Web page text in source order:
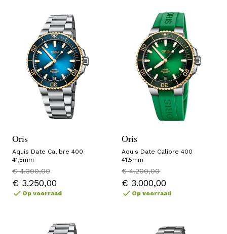
Oris
Aquis Date Calibre 400
41,5mm
€ 4.300,00
€ 3.250,00
Op voorraad
Oris
Aquis Date Calibre 400
41,5mm
€ 4.200,00
€ 3.000,00
Op voorraad